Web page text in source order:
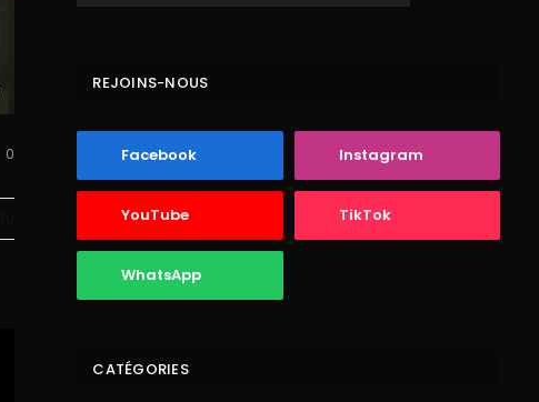
0
REJOINS-NOUS
Facebook Instagram
YouTube TikTok
WhatsApp
CATÉGORIES